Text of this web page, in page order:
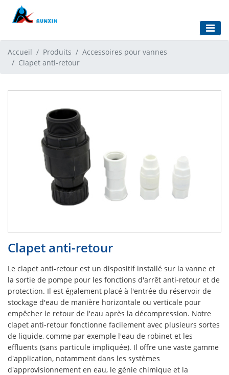
Accueil Produits
Accessoires pour vannes
Clapet anti-retour
Clapet anti-retour
Le clapet anti-retour est un dispositif installé sur la vanne et
la sortie de pompe pour les fonctions d'arrêt anti-retour et de
protection. Il est également placé à l'entrée du réservoir de
stockage d'eau de manière horizontale ou verticale pour
empêcher le retour de l'eau après la décompression. Notre
clapet anti-retour fonctionne facilement avec plusieurs sortes
de liquide, comme par exemple l'eau de robinet et les
effluents (sans particule impliquée). Il offre une vaste gamme
d'application, notamment dans les systèmes
d'approvisionnement en eau, le génie chimique et la